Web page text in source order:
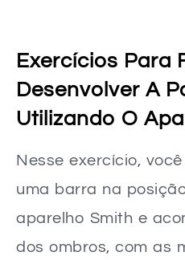
Exercícios Para
Desenvolver A
Utilizando O
Nesse exercício,
uma barra na
aparelho Smith e
dos ombros, com as